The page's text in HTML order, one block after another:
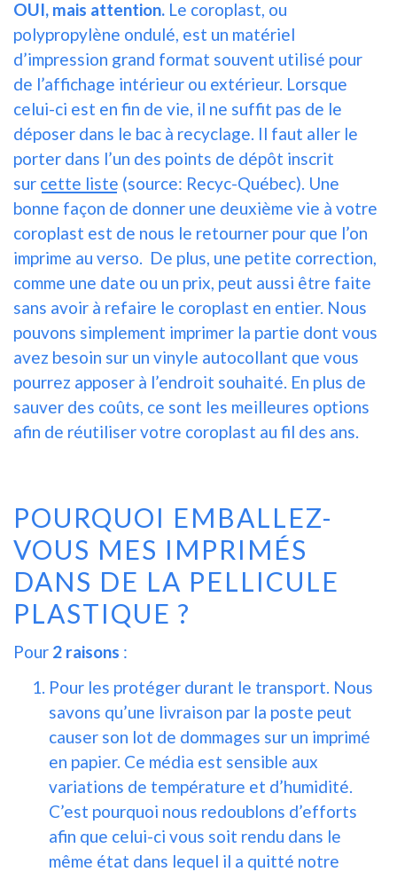
OUI, mais attention. Le coroplast, ou
polypropylène ondulé, est un matériel
d’impression grand format souvent utilisé pour
de l’affichage intérieur ou extérieur. Lorsque
celui-ci est en fin de vie, il ne suffit pas de le
déposer dans le bac à recyclage. Il faut aller le
porter dans l’un des points de dépôt inscrit
sur cette liste (source: Recyc-Québec). Une
bonne façon de donner une deuxième vie à votre
coroplast est de nous le retourner pour que l’on
imprime au verso. De plus, une petite correction,
comme une date ou un prix, peut aussi être faite
sans avoir à refaire le coroplast en entier. Nous
pouvons simplement imprimer la partie dont vous
avez besoin sur un vinyle autocollant que vous
pourrez apposer à l’endroit souhaité. En plus de
sauver des coûts, ce sont les meilleures options
afin de réutiliser votre coroplast au fil des ans.
POURQUOI EMBALLEZ-
VOUS MES IMPRIMÉS
DANS DE LA PELLICULE
PLASTIQUE ?
Pour 2 raisons :
Pour les protéger durant le transport. Nous
savons qu’une livraison par la poste peut
causer son lot de dommages sur un imprimé
en papier. Ce média est sensible aux
variations de température et d’humidité.
C’est pourquoi nous redoublons d’efforts
afin que celui-ci vous soit rendu dans le
même état dans lequel il a quitté notre